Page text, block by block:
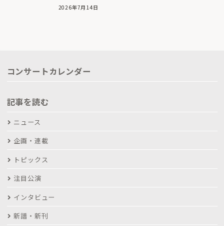
2026年7月14日
コンサートカレンダー
記事を読む
ニュース
企画・連載
トピックス
注目公演
インタビュー
新譜・新刊